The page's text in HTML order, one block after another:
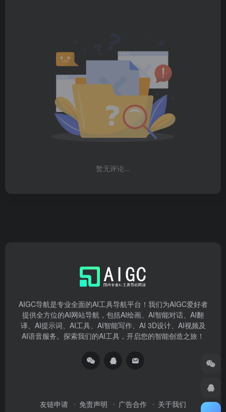
暂无评论...
AIGC导航是专业全面的AI工具导航平台！我们为AIGC爱好者
提供全方位的AI网站导航，包括AI绘画、AI智能对话、AI翻
译、AI提示词、AI工具、AI智能写作、AI 3D设计、AI视频及
AI语音服务。探索我们的AI工具，开启您的智能创造之旅！
友链申请 免责声明 广告合作 关于我们